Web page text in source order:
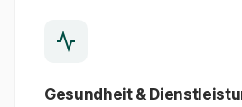
Gesundheit &